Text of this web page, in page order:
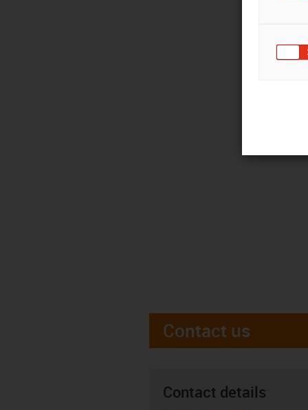
Contact us
Contact details